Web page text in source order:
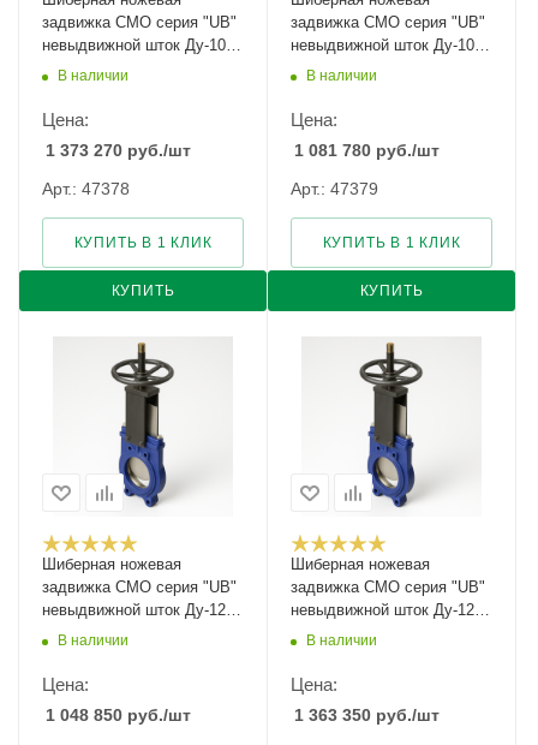
задвижка CMO серия "UB"
невыдвижной шток Ду-100
Ру-10
В наличии
Цена:
1 373 270 руб./шт
Арт.: 47378
КУПИТЬ
КУПИТЬ В 1 КЛИК
задвижка CMO серия "UB"
невыдвижной шток Ду-1000
Ру-2В наличии
Цена:
1 081 780 руб./шт
Арт.: 47379
КУПИТЬ
КУПИТЬ В 1 КЛИК
Шиберная ножевая
задвижка CMO серия "UB"
невыдвижной шток Ду-1200
Ру-2В наличии
Цена:
1 048 850 руб./шт
Шиберная ножевая
задвижка CMO серия "UB"
невыдвижной шток Ду-125
Ру-10
В наличии
Цена:
1 363 350 руб./шт